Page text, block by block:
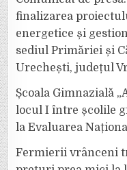
finalizarea
energetice și
sediul Primăriei și
Urechești, județul
Școala Gimnazială
locul I între școlile
la Evaluarea
Fermierii vrânceni